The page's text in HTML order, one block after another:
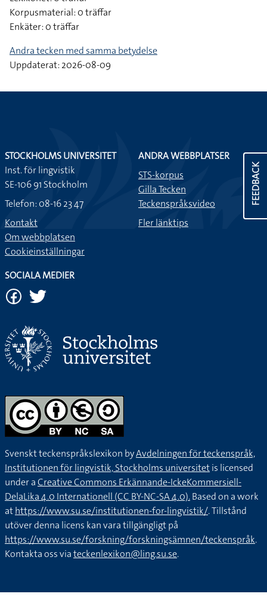
Korpusmaterial: 0 träffar
Enkäter: 0 träffar
Andra tecken med samma betydelse
Uppdaterat: 2026-08-09
FEEDBACK
STOCKHOLMS UNIVERSITET
Inst. för lingvistik
SE-106 91 Stockholm
Telefon: 08-16 23 47
Kontakt
Om webbplatsen
Cookieinställningar
ANDRA WEBBPLATSER
STS-korpus
Gilla Tecken
Teckenspråksvideo
Fler länktips
SOCIALA MEDIER
Svenskt teckenspråkslexikon byAvdelningen för teckenspråk,
Institutionen för lingvistik, Stockholms universitetis licensed
under aCreative Commons Erkännande-IckeKommersiell-
DelaLika 4.0 Internationell (CC BY-NC-SA 4.0).Based on a work
athttps://www.su.se/institutionen-for-lingvistik/. Tillstånd
utöver denna licens kan vara tillgängligt på
https://www.su.se/forskning/forskningsämnen/teckenspråk.
Kontakta oss viateckenlexikon@ling.su.se.